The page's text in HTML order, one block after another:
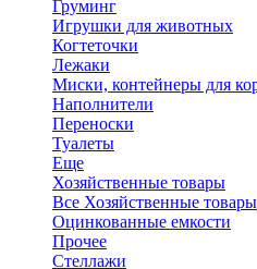
Груминг
Игрушки для животных
Когтеточки
Лежаки
Миски, контейнеры для
Наполнители
Переноски
Туалеты
Еще
Хозяйственные товары
Все Хозяйственные товары
Оцинкованные емкости
Прочее
Стеллажи